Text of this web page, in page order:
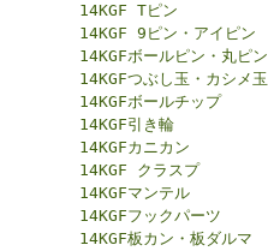
14KGF Tピン
14KGF 9ピン・アイピン
14KGFボールピン・丸ピン
14KGFつぶし玉・カシメ玉
14KGFボールチップ
14KGF引き輪
14KGFカニカン
14KGF クラスプ
14KGFマンテル
14KGFフックパーツ
14KGF板カン・板ダルマ